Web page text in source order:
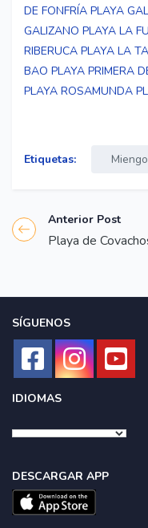
DE FONFRÍA PLAYA
GALIZANO PLAYA LA
RIBERUCA PLAYA LA
BAO PLAYA PRIMERA
PLAYA ROSAMUNDA
Etiquetas: Miengo
Anterior Post
Playa de
SÍGUENOS
IDIOMAS
DESCARGAR APP